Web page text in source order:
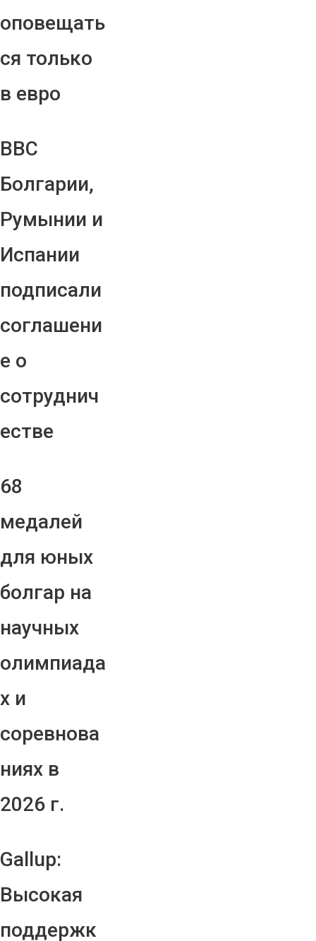
оповещать
ся только
в евро
ВВС
Болгарии,
Румынии и
Испании
подписали
соглашени
е о
сотруднич
естве
68
медалей
для юных
болгар на
научных
олимпиада
х и
соревнова
ниях в
2026 г.
Gallup:
Высокая
поддержк